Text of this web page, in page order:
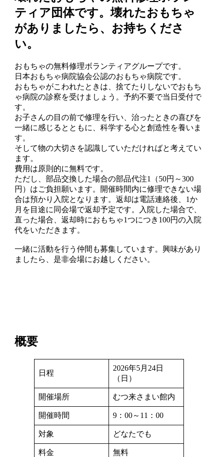
ティア団体です。壊れたおもちゃ
がありましたら、お持ちくださ
い。
おもちゃの無料修理ボランティアグループです。
日本おもちゃ病院協会公認のおもちゃ病院です。
おもちゃがこわれたときは、捨てたりしないでおもち
ゃ病院の診察を受けましょう。予約不要で当日受付で
す。
お子さんの目の前で修理を行い、治ったときの喜びを
一緒に感じるとともに、科学する心と創造性を養いま
す。
そして物の大切さを認識していただければと考えてい
ます。
費用は原則的に無料です。
ただし、部品交換した場合の部品代注1（50円～300
円）はご負担願います。開催時間内に修理できない場
合は預かり入院となります。返却は電話連絡後、1か
月を目途に同会場で返却予定です。入院した場合で、
直った場合、返却時におもちゃ1つにつき100円の入院
代をいただきます。
一緒に活動を行う仲間も募集しています。興味があり
ましたら、是非会場にお越しください。
概要
日程
2026年5月24日
（日）
開催場所 むつ来さまい館内
開催時間 9：00～11：00
対象 どなたでも
料金 無料